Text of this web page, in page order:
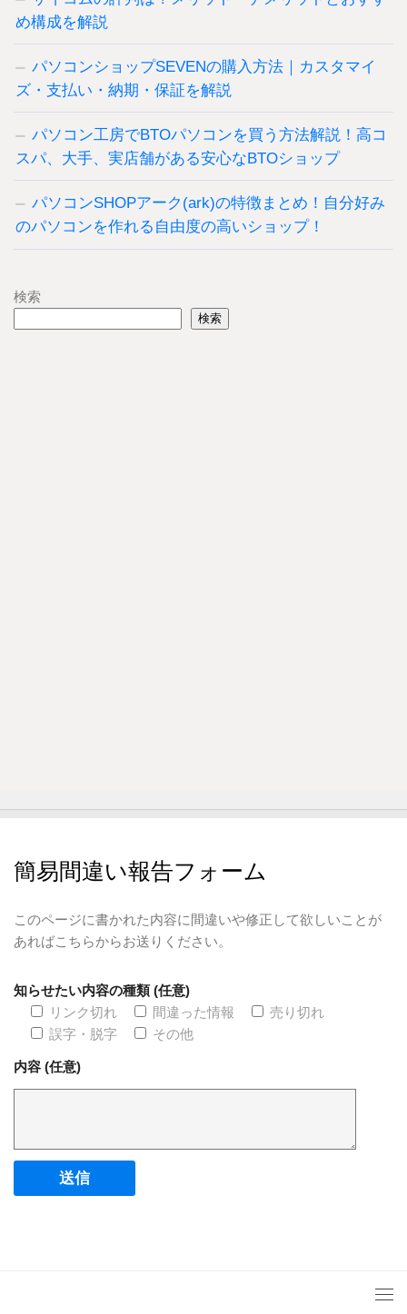
め構成を解説
パソコンショップSEVENの購入方法｜カスタマイ
ズ・支払い・納期・保証を解説
パソコン工房でBTOパソコンを買う方法解説！高コ
スパ、大手、実店舗がある安心なBTOショップ
パソコンSHOPアーク(ark)の特徴まとめ！自分好み
のパソコンを作れる自由度の高いショップ！
検索
検索
簡易間違い報告フォーム
このページに書かれた内容に間違いや修正して欲しいことが
あればこちらからお送りください。
知らせたい内容の種類 (任意)
リンク切れ
間違った情報
売り切れ
誤字・脱字
その他
内容 (任意)